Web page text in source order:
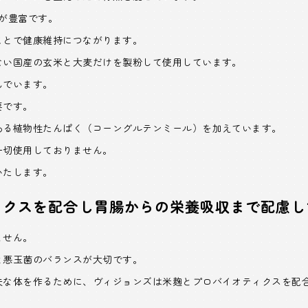
富です。
で健康維持につながります。
国産の玄米と大麦だけを製粉して使用しています。
います。
す。
植物性たんぱく（コーングルテンミール）を加えています。
使用しておりません。
します。
スを配合し胃腸からの栄養吸収まで配慮
ん。
玉菌のバランスが大切です。
体を作るために、ヴィジョンズは米麹とプロバイオティクスを配